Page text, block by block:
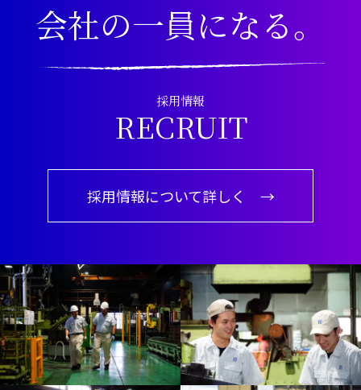
会社の一員になる。
採用情報
RECRUIT
採用情報について詳しく →